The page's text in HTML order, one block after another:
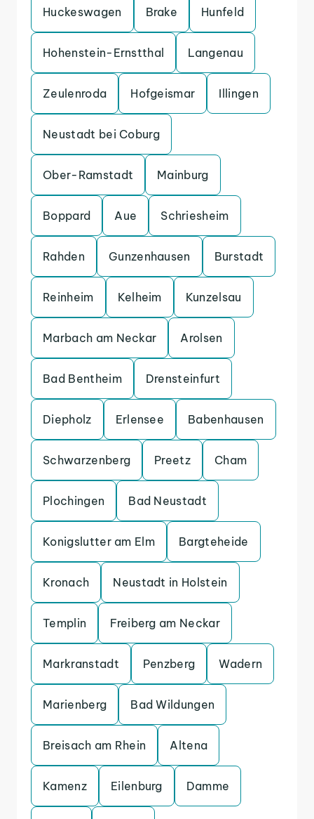
Huckeswagen Brake Hunfeld
Hohenstein-Ernstthal Langenau
Zeulenroda Hofgeismar Illingen
Neustadt bei Coburg
Ober-Ramstadt Mainburg
Boppard Aue Schriesheim
Rahden Gunzenhausen Burstadt
Reinheim Kelheim Kunzelsau
Marbach am Neckar Arolsen
Bad Bentheim Drensteinfurt
Diepholz Erlensee Babenhausen
Schwarzenberg Preetz Cham
Plochingen Bad Neustadt
Konigslutter am Elm Bargteheide
Kronach Neustadt in Holstein
Templin Freiberg am Neckar
Markranstadt Penzberg Wadern
Marienberg Bad Wildungen
Breisach am Rhein Altena
Kamenz Eilenburg Damme